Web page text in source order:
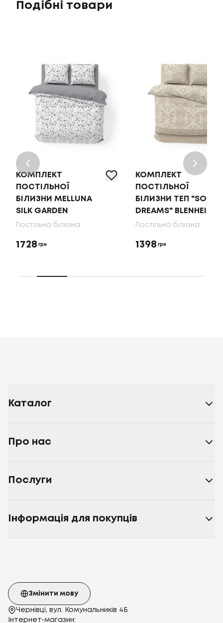
Подібні товари
КОМПЛЕКТ
ПОСТІЛЬНОЇ
БІЛИЗНИ MELLUNA
SILK GARDEN
Постільна білизна
1728 грн
КОМПЛЕКТ
ПОСТІЛЬНОЇ
БІЛИЗНИ ТЕП "SOFT
DREAMS" BLENHEIM
Постільна білизна
1398 грн
Каталог
Про нас
Послуги
Інформація для покупців
Чернівці, вул. Комунальників 4Б
Інтернет-магазин:
Змінити мову